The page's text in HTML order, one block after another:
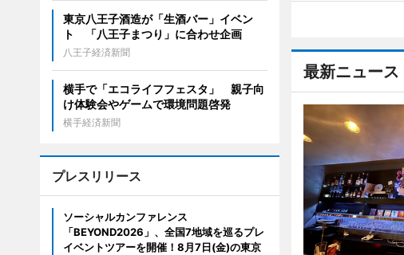
最新ニュース
東京八王子酒造が「生酒バー」イベン
ト 「八王子まつり」に合わせ企画
八王子経済新聞
横手で「エコライフフェスタ」 親子向
け体験会やゲームで環境問題啓発
横手経済新聞
プレスリリース
ソーシャルカンファレンス
「BEYOND2026」、全国7地域を巡るプレ
イベントツアーを開催！8月7日(金)の東京